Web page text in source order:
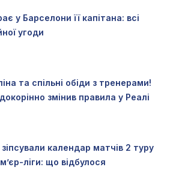
у Барселони її капітана: всі
угоди
та спільні обіди з тренерами!
змінив правила у Реалі
календар матчів 2 туру
ліги: що відбулося